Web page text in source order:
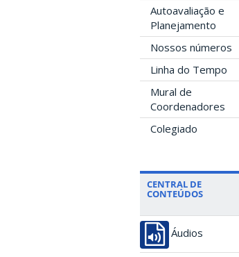
Autoavaliação e
Planejamento
Nossos números
Linha do Tempo
Mural de
Coordenadores
Colegiado
CENTRAL DE
CONTEÚDOS
Áudios